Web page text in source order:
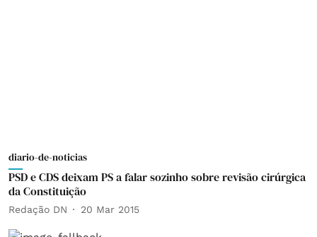
diario-de-noticias
PSD e CDS deixam PS a falar sozinho sobre revisão cirúrgica
da Constituição
Redação DN 20 Mar 2015